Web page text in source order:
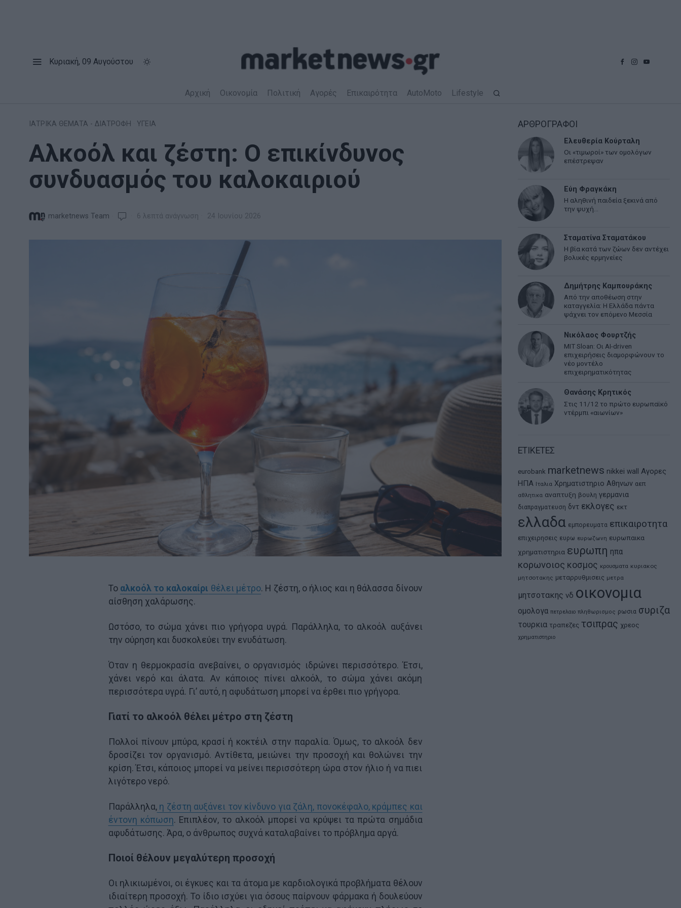
Κυριακή, 09 Αυγούστου
Αρχική Οικονομία Πολιτική Αγορές Επικαιρότητα AutoMoto Lifestyle
ΙΑΤΡΙΚΑ ΘΕΜΑΤΑ - ΔΙΑΤΡΟΦΗ ΥΓΕΙΑ
Αλκοόλ και ζέστη: Ο επικίνδυνος
συνδυασμός του καλοκαιριού
marketnews Team 6 λεπτά ανάγνωση 24 Ιουνίου 2026
Το αλκοόλ το καλοκαίρι θέλει μέτρο. Η ζέστη, ο ήλιος και η θάλασσα δίνουν
αίσθηση χαλάρωσης.
Ωστόσο, το σώμα χάνει πιο γρήγορα υγρά. Παράλληλα, το αλκοόλ αυξάνει
την ούρηση και δυσκολεύει την ενυδάτωση.
Όταν η θερμοκρασία ανεβαίνει, ο οργανισμός ιδρώνει περισσότερο. Έτσι,
χάνει νερό και άλατα. Αν κάποιος πίνει αλκοόλ, το σώμα χάνει ακόμη
περισσότερα υγρά. Γι’ αυτό, η αφυδάτωση μπορεί να έρθει πιο γρήγορα.
Γιατί το αλκοόλ θέλει μέτρο στη ζέστη
Πολλοί πίνουν μπύρα, κρασί ή κοκτέιλ στην παραλία. Όμως, το αλκοόλ δεν
δροσίζει τον οργανισμό. Αντίθετα, μειώνει την προσοχή και θολώνει την
κρίση. Έτσι, κάποιος μπορεί να μείνει περισσότερη ώρα στον ήλιο ή να πιει
λιγότερο νερό.
Παράλληλα,η ζέστη αυξάνει τον κίνδυνο για ζάλη, πονοκέφαλο, κράμπες και
έντονη κόπωση. Επιπλέον, το αλκοόλ μπορεί να κρύψει τα πρώτα σημάδια
αφυδάτωσης. Άρα, ο άνθρωπος συχνά καταλαβαίνει το πρόβλημα αργά.
Ποιοί θέλουν μεγαλύτερη προσοχή
Οι ηλικιωμένοι, οι έγκυες και τα άτομα με καρδιολογικά προβλήματα θέλουν
ιδιαίτερη προσοχή. Το ίδιο ισχύει για όσους παίρνουν φάρμακα ή δουλεύουν
ΑΡΘΡΟΓΡΑΦΟΙ
Ελευθερία Κούρταλη
Οι «τιμωροί» των ομολόγων
επέστρεψαν
Εύη Φραγκάκη
Η αληθινή παιδεία ξεκινά από
την ψυχή…
Σταματίνα Σταματάκου
Η βία κατά των ζώων δεν αντέχει
βολικές ερμηνείες
Δημήτρης Καμπουράκης
Από την αποθέωση στην
καταγγελία: Η Ελλάδα πάντα
ψάχνει τον επόμενο Μεσσία
Νικόλαος Φουρτζής
MIT Sloan: Οι AI-driven
επιχειρήσεις διαμορφώνουν το
νέο μοντέλο
επιχειρηματικότητας
Θανάσης Κρητικός
Στις 11/12 το πρώτο ευρωπαϊκό
ντέρμπι «αιωνίων»
ΕΤΙΚΕΤΕΣ
eurobank marketnews nikkei wall
Αγορες
ΗΠΑ Ιταλια Χρηματιστηριο Αθηνων αεπ
αθλητικα αναπτυξη βουλη γερμανια
διαπραγματευση δντ εκλογες εκτ
ελλαδα εμπορευματα επικαιροτητα
επιχειρησεις ευρω ευρωζωνη ευρωπαικα
χρηματιστηρια ευρωπη ηπα
κορωνοιος κοσμος κρουσματα κυριακος
μητσοτακης μεταρρυθμισεις μετρα
μητσοτακης νδ οικονομια
ομολογα πετρελαιο πληθωρισμος ρωσια συριζα
τουρκια τραπεζες τσιπρας χρεος
χρηματιστηριο